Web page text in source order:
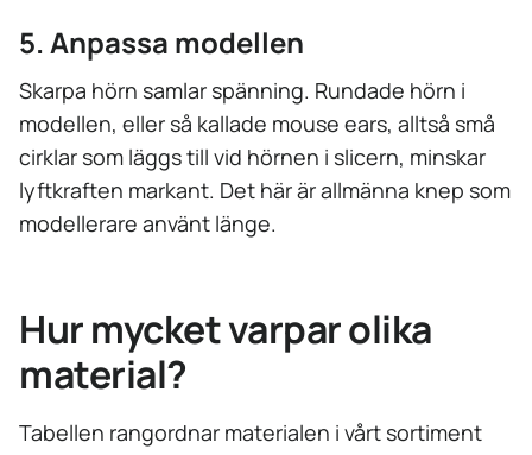
5. Anpassa modellen
Skarpa hörn samlar spänning. Rundade hörn i
modellen, eller så kallade mouse ears, alltså små
cirklar som läggs till vid hörnen i slicern, minskar
lyftkraften markant. Det här är allmänna knep som
modellerare använt länge.
Hur mycket varpar olika
material?
Tabellen rangordnar materialen i vårt sortiment